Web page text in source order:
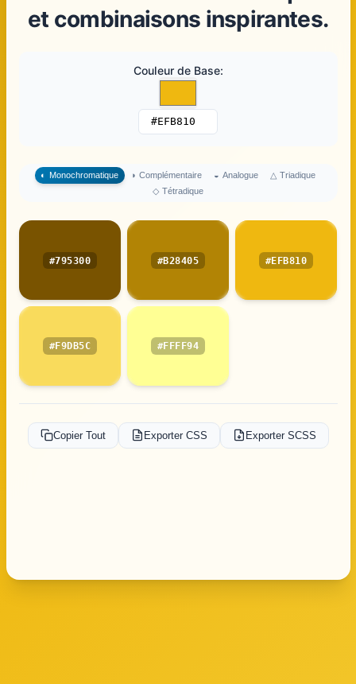
et combinaisons inspirantes.
Couleur de Base:
◐ Monochromatique ◑ Complémentaire ◒ Analogue △ Triadique
◇ Tétradique
#795300 #B28405 #EFB810
#F9DB5C #FFFF94
Copier Tout Exporter CSS Exporter SCSS